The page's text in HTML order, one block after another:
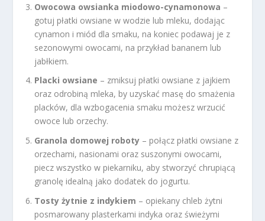
Owocowa owsianka miodowo-cynamonowa –
gotuj płatki owsiane w wodzie lub mleku, dodając
cynamon i miód dla smaku, na koniec podawaj je z
sezonowymi owocami, na przykład bananem lub
jabłkiem.
Placki owsiane – zmiksuj płatki owsiane z jajkiem
oraz odrobiną mleka, by uzyskać masę do smażenia
placków, dla wzbogacenia smaku możesz wrzucić
owoce lub orzechy.
Granola domowej roboty – połącz płatki owsiane z
orzechami, nasionami oraz suszonymi owocami,
piecz wszystko w piekarniku, aby stworzyć chrupiącą
granolę idealną jako dodatek do jogurtu.
Tosty żytnie z indykiem – opiekany chleb żytni
posmarowany plasterkami indyka oraz świeżymi